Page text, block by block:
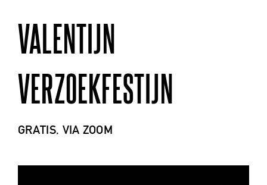
VALENTIJN
VERZOEKFESTIJN
GRATIS, VIA ZOOM